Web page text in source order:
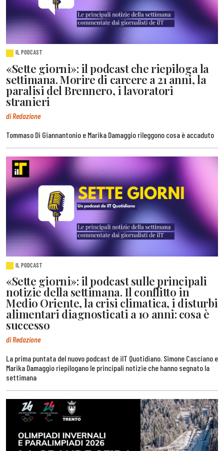
IL PODCAST
«Sette giorni»: il podcast che riepiloga la
settimana. Morire di carcere a 21 anni, la
paralisi del Brennero, i lavoratori
stranieri
di Redazione
Tommaso Di Giannantonio e Marika Damaggio rileggono cosa è accaduto
IL PODCAST
«Sette giorni»: il podcast sulle principali
notizie della settimana. Il conflitto in
Medio Oriente, la crisi climatica, i disturbi
alimentari diagnosticati a 10 anni: cosa è
successo
di Redazione
La prima puntata del nuovo podcast de ilT Quotidiano. Simone Casciano e
Marika Damaggio riepilogano le principali notizie che hanno segnato la
settimana